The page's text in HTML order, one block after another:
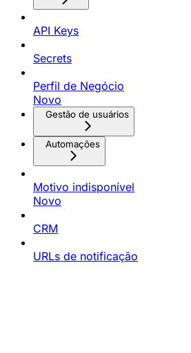
API Keys
Secrets
Perfil de Negócio
Novo
Gestão de usuários
Automações
Motivo indisponível
Novo
CRM
URLs de notificação